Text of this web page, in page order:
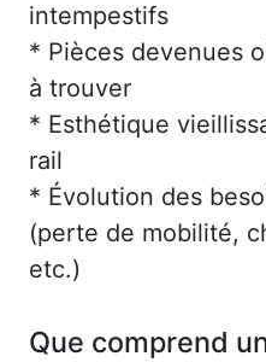
intempestifs
* Pièces devenues
à trouver
* Esthétique
rail
* Évolution des
(perte de mobilité,
etc.)
Que comprend